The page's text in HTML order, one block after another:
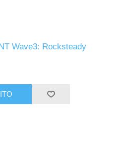
Wave3: Rocksteady